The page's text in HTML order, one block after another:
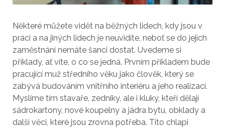
Některé můžete vidět na běžných lidech, kdy jsou v
práci a na jiných lidech je neuvidíte, neboť se do jejich
zaměstnání nemáte šanci dostat. Uvedeme si
příklady, ať víte, o co se jedná. Prvním příkladem bude
pracující muž středního věku jako člověk, který se
zabývá budováním vnitřního interiéru a jeho realizací.
Myslíme tím stavaře, zedníky, ale i kluky, kteří dělají
sádrokartony, nové koupelny a jádra bytu, obklady a
další věci, které jsou zrovna potřeba. Tito chlapi